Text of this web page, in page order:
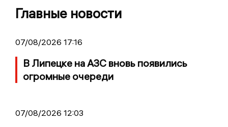
Главные новости
07/08/2026 17:16
В Липецке на АЗС вновь появились
огромные очереди
07/08/2026 12:03